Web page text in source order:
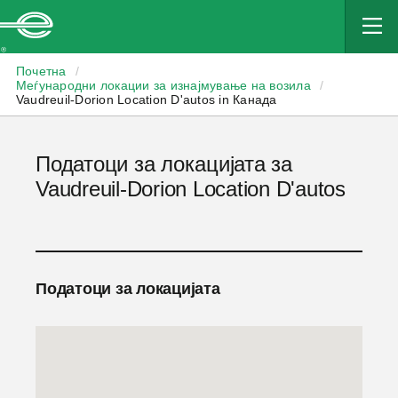
Почетна
/
Меѓународни локации за изнајмување на возила
/
Vaudreuil-Dorion Location D'autos in Канада
Податоци за локацијата за
Vaudreuil-Dorion Location D'autos
Податоци за локацијата